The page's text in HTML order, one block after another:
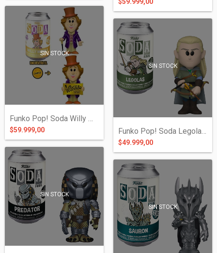
SIN STOCK
Funko Pop! Soda Willy Wonka
$59.999,00
SIN STOCK
Funko Pop! Soda Legolas - The Lord of th...
$49.999,00
SIN STOCK
SIN STOCK